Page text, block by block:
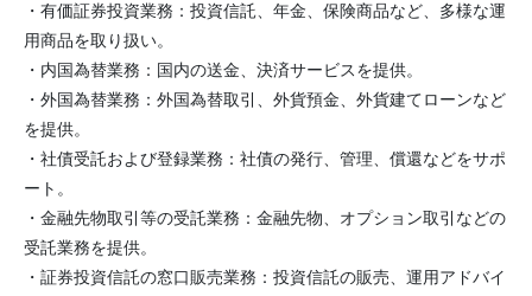
・有価証券投資業務：投資信託、年金、保険商品など、多様な運
用商品を取り扱い。
・内国為替業務：国内の送金、決済サービスを提供。
・外国為替業務：外国為替取引、外貨預金、外貨建てローンなど
を提供。
・社債受託および登録業務：社債の発行、管理、償還などをサポ
ート。
・金融先物取引等の受託業務：金融先物、オプション取引などの
受託業務を提供。
・証券投資信託の窓口販売業務：投資信託の販売、運用アドバイ